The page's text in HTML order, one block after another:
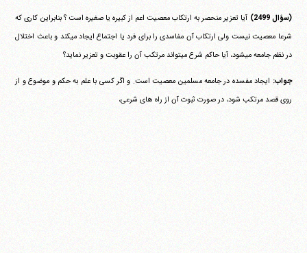
(سؤال 2499)
آیا تعزیر منحصر به ارتکاب معصیت اعم از کبیره یا صغیره است ؟ بنابراین کاری که
شرعا معصیت نیست ولی ارتکاب آن مفاسدی را برای فرد یا اجتماع ایجاد می‎کند و باعث اختلال
در نظم جامعه می‎شود، آیا حاکم شرع می‎تواند مرتکب آن را عقوبت و تعزیر نماید؟
جواب: ایجاد مفسده در جامعه مسلمین معصیت است. و اگر کسی با علم به حکم و موضوع و از
روی قصد مرتکب شود، در صورت ثبوت آن از راه های شرعی،